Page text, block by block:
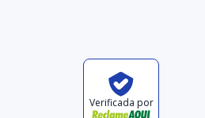
Verificada por